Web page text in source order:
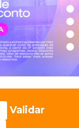
Validar